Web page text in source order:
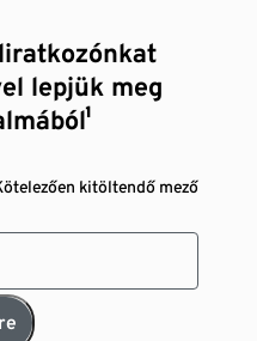
lepjük meg
kitöltendő mező